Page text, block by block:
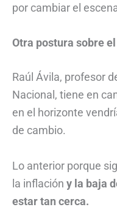
por cambiar el
Otra postura sobre
Raúl Ávila, profesor
Nacional, tiene en
en el horizonte
de cambio.
Lo anterior porque
la inflación y la baja
estar tan cerca.